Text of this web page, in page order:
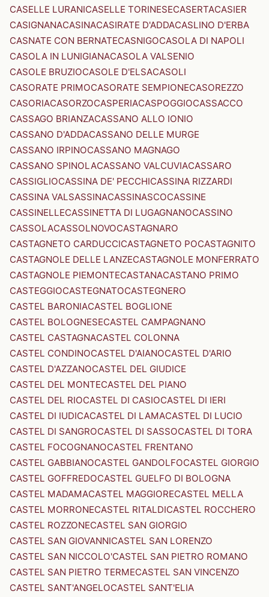
CASELLE LURANICASELLE TORINESECASERTACASIER
CASIGNANACASINACASIRATE D'ADDACASLINO D'ERBA
CASNATE CON BERNATECASNIGOCASOLA DI NAPOLI
CASOLA IN LUNIGIANACASOLA VALSENIO
CASOLE BRUZIOCASOLE D'ELSACASOLI
CASORATE PRIMOCASORATE SEMPIONECASOREZZO
CASORIACASORZOCASPERIACASPOGGIOCASSACCO
CASSAGO BRIANZACASSANO ALLO IONIO
CASSANO D'ADDACASSANO DELLE MURGE
CASSANO IRPINOCASSANO MAGNAGO
CASSANO SPINOLACASSANO VALCUVIACASSARO
CASSIGLIOCASSINA DE' PECCHICASSINA RIZZARDI
CASSINA VALSASSINACASSINASCOCASSINE
CASSINELLECASSINETTA DI LUGAGNANOCASSINO
CASSOLACASSOLNOVOCASTAGNARO
CASTAGNETO CARDUCCICASTAGNETO POCASTAGNITO
CASTAGNOLE DELLE LANZECASTAGNOLE MONFERRATO
CASTAGNOLE PIEMONTECASTANACASTANO PRIMO
CASTEGGIOCASTEGNATOCASTEGNERO
CASTEL BARONIACASTEL BOGLIONE
CASTEL BOLOGNESECASTEL CAMPAGNANO
CASTEL CASTAGNACASTEL COLONNA
CASTEL CONDINOCASTEL D'AIANOCASTEL D'ARIO
CASTEL D'AZZANOCASTEL DEL GIUDICE
CASTEL DEL MONTECASTEL DEL PIANO
CASTEL DEL RIOCASTEL DI CASIOCASTEL DI IERI
CASTEL DI IUDICACASTEL DI LAMACASTEL DI LUCIO
CASTEL DI SANGROCASTEL DI SASSOCASTEL DI TORA
CASTEL FOCOGNANOCASTEL FRENTANO
CASTEL GABBIANOCASTEL GANDOLFOCASTEL GIORGIO
CASTEL GOFFREDOCASTEL GUELFO DI BOLOGNA
CASTEL MADAMACASTEL MAGGIORECASTEL MELLA
CASTEL MORRONECASTEL RITALDICASTEL ROCCHERO
CASTEL ROZZONECASTEL SAN GIORGIO
CASTEL SAN GIOVANNICASTEL SAN LORENZO
CASTEL SAN NICCOLO'CASTEL SAN PIETRO ROMANO
CASTEL SAN PIETRO TERMECASTEL SAN VINCENZO
CASTEL SANT'ANGELOCASTEL SANT'ELIA